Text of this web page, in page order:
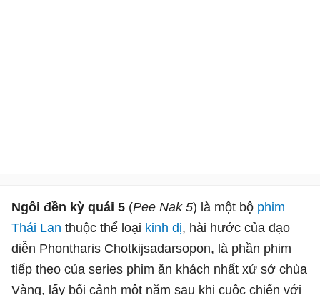
Ngôi đền kỳ quái 5 (Pee Nak 5) là một bộ phim
Thái Lan thuộc thể loại kinh dị, hài hước của đạo
diễn Phontharis Chotkijsadarsopon, là phần phim
tiếp theo của series phim ăn khách nhất xứ sở chùa
Vàng, lấy bối cảnh một năm sau khi cuộc chiến với